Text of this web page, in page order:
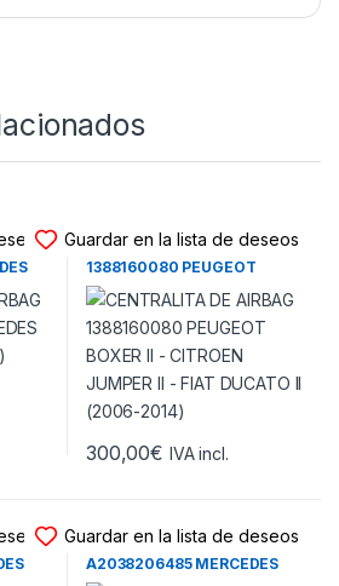
Guardar en la lista de deseos
CENTRALITA DE AIRBAG
1388160080 PEUGEOT
BOXER II – CITROEN JUMPER
II – FIAT DUCATO II (2006-
2014)
300,00€ IVA incl.
Guardar en la lista de deseos
CENTRALITA DE AIRBAG
A2038206485 MERCEDES
BENZ CLASE C (W203)